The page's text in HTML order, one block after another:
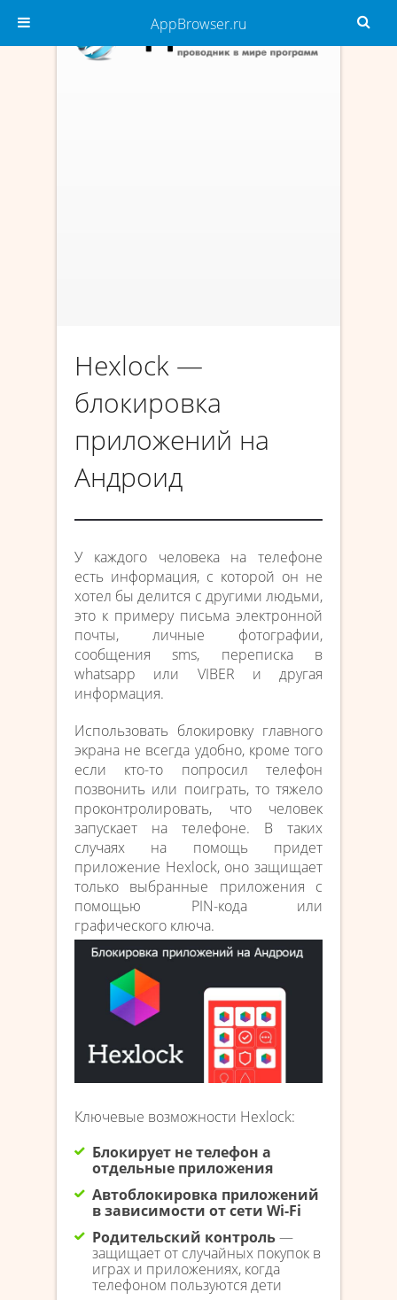
Hexlock —
блокировка
приложений на
Андроид
У каждого человека на телефоне
есть информация, с которой он не
хотел бы делится с другими людьми,
это к примеру письма электронной
почты, личные фотографии,
сообщения sms, переписка в
whatsapp или VIBER и другая
информация.
Использовать блокировку главного
экрана не всегда удобно, кроме того
если кто-то попросил телефон
позвонить или поиграть, то тяжело
проконтролировать, что человек
запускает на телефоне. В таких
случаях на помощь придет
приложение Hexlock, оно защищает
только выбранные приложения с
помощью PIN-кода или
графического ключа.
Ключевые возможности Hexlock:
Блокирует не телефон а
отдельные приложения
Автоблокировка приложений
в зависимости от сети Wi-Fi
Родительский контроль—
защищает от случайных покупок в
играх и приложениях, когда
телефоном пользуются дети
AppBrowser.ru